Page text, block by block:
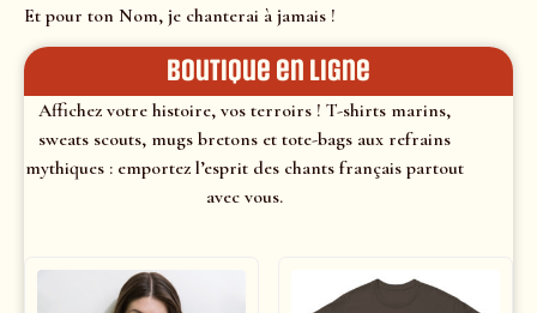
Et pour ton Nom, je chanterai à jamais !
Boutique en ligne
Affichez votre histoire, vos terroirs ! T-shirts marins,
sweats scouts, mugs bretons et tote-bags aux refrains
mythiques : emportez l’esprit des chants français partout
avec vous.